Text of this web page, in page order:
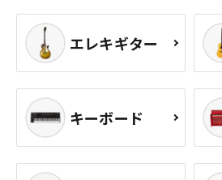
エレキギター
キーボード